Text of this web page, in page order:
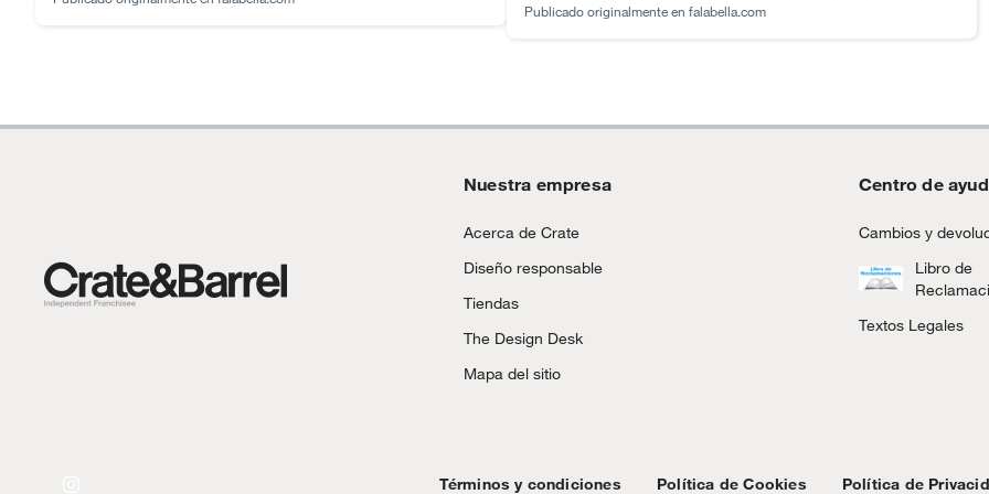
asequibles, considere los electrodomésticos Breville,
Publicado originalmente en falabella.com
Nuestra empresa
Acerca de Crate
Diseño responsable
Tiendas
The Design Desk
Mapa del sitio
Centro de
Cambios y
Libro de
Textos Legales
Términos y condiciones Política de Cookies Política de